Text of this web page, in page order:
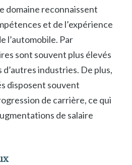
domaine reconnaissent
et de l’expérience
l’automobile. Par
sont souvent plus élevés
d’autres industries. De plus,
disposent souvent
de carrière, ce qui
de salaire